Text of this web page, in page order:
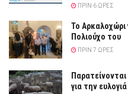
ΠΡΙΝ 6 ΏΡΕΣ
Το Αρκαλοχώρι
Πολιούχο του
ΠΡΙΝ 7 ΏΡΕΣ
για την